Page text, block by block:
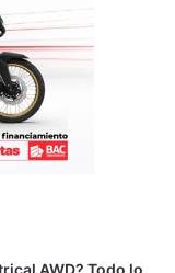
AWD? Todo lo